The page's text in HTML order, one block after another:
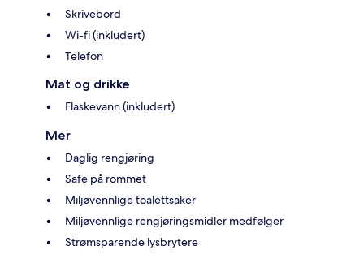
Skrivebord
Wi-fi (inkludert)
Telefon
Mat og drikke
Flaskevann (inkludert)
Mer
Daglig rengjøring
Safe på rommet
Miljøvennlige toalettsaker
Miljøvennlige rengjøringsmidler medfølger
Strømsparende lysbrytere